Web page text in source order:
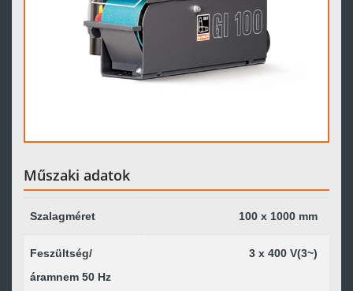
Műszaki adatok
Szalagméret 100 x 1000 mm
Feszültség/
áramnem 50 Hz
3 x 400 V(3~)